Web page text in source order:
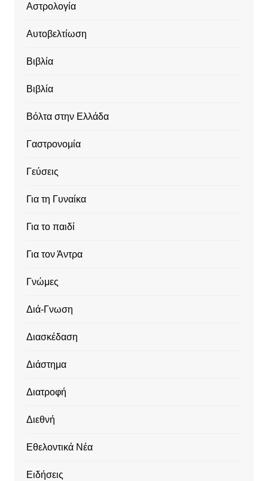
Αστρολογία
Αυτοβελτίωση
Βιβλία
Βιβλία
Βόλτα στην Ελλάδα
Γαστρονομία
Γεύσεις
Για τη Γυναίκα
Για το παιδί
Για τον Άντρα
Γνώμες
Διά-Γνωση
Διασκέδαση
Διάστημα
Διατροφή
Διεθνή
Εθελοντικά Νέα
Ειδήσεις